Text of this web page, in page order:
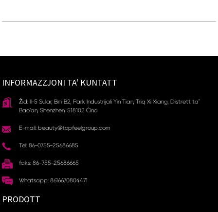
INFORMAZZJONI TA' KUNTATT
Żid: Il-5 Sular, Bini B2, Park Industrijali Yin Tian, ​​Triq Xi Xiang, Distrett ta'
Bao'an, Shenzhen, 518102 Ċina
E-mail: beauty@topfeelgroup.com
Tel: 86-0755-25686685
faks: 86-755-25686665
Whatsapp: 8616670804471
PRODOTT